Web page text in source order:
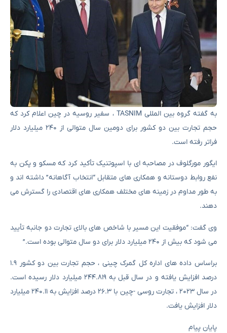
به گفته گروه بین المللی TASNIM ، سفیر روسیه در چین اعلام کرد که
حجم تجارت بین دو کشور برای دومین سال متوالی از ۲۴۰ میلیارد دلار
فراتر رفته است.
ایگور مورگلوف در مصاحبه ای با اسپوتنیک تأکید کرد که مسکو و پکن به
نفع روابط دوستانه و همکاری های متقابل “انتخاب آگاهانه” داشته اند و
به طور مداوم در زمینه های مختلف همکاری های اقتصادی را گسترش می
دهند.
وی گفت: “موفقیت این مسیر با شاخص های بالای تجارت دو جانبه تأیید
می شود که بیش از ۲۴۰ میلیارد دلار برای دو سال متوالی بوده است.”
براساس داده های اداره کل گمرک چینی ، حجم تجارت بین دو کشور ۱.۹
درصد افزایش یافته و در سال قبل به ۲۴۴.۸۱۹ میلیارد دلار رسیده است.
در سال ۲۰۲۳ ، تجارت روسی -چین با ۲۶.۳ درصد افزایش به ۲۴۰.۱۱ میلیارد
دلار افزایش یافت.
پایان پیام